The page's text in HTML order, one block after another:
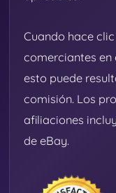
Cuando hace
comerciantes en
esto puede
comisión. Los
afiliaciones
de eBay.